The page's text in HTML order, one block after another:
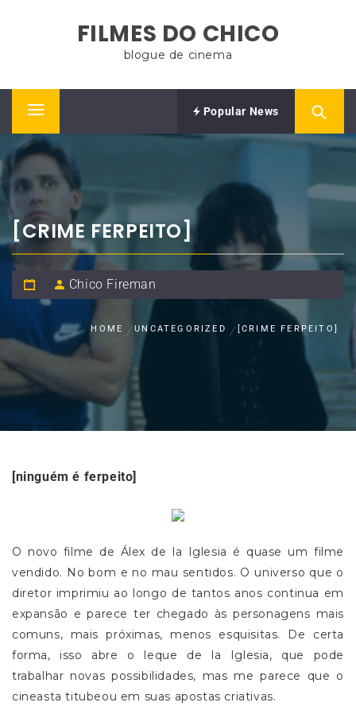
FILMES DO CHICO
blogue de cinema
Primary
Menu
Popular News
[CRIME FERPEITO]
Chico Fireman
HOME UNCATEGORIZED [CRIME FERPEITO]
[ninguém é ferpeito]
O novo filme de Álex de la Iglesia é quase um filme
vendido. No bom e no mau sentidos. O universo que o
diretor imprimiu ao longo de tantos anos continua em
expansão e parece ter chegado às personagens mais
comuns, mais próximas, menos esquisitas. De certa
forma, isso abre o leque de la Iglesia, que pode
trabalhar novas possibilidades, mas me parece que o
cineasta titubeou em suas apostas criativas.